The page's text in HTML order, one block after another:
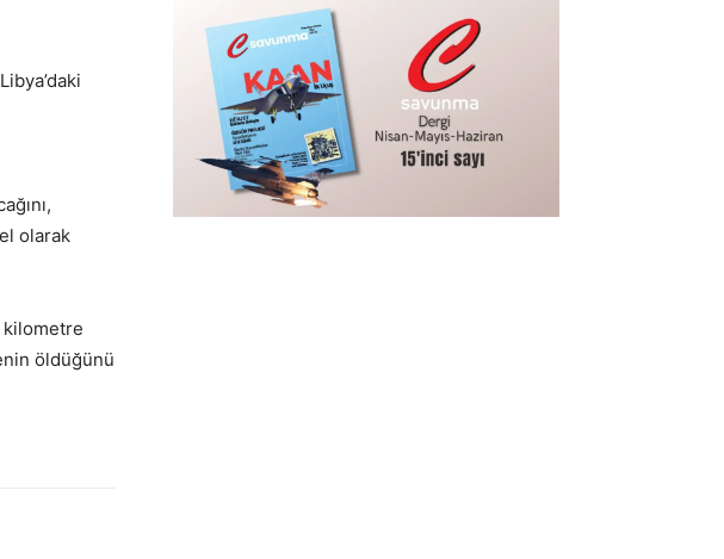
olarak
kilometre
öldüğünü